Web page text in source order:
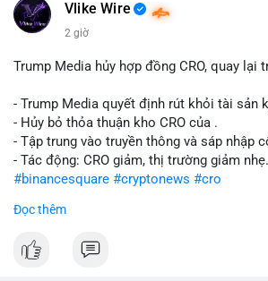
📰 Nguồn: CoinDesk
Vlike Wire
2 giờ
Trump Media hủy hợp đồng CRO, quay lại
- Trump Media quyết định rút khỏi tài sản
- Hủy bỏ thỏa thuận kho CRO của .
- Tập trung vào truyền thông và sáp nhập
- Tác động: CRO giảm, thị trường giảm nhẹ.
#binancesquare #cryptonews #cro
$cro
#vlikevn #titanbot
Đọc thêm